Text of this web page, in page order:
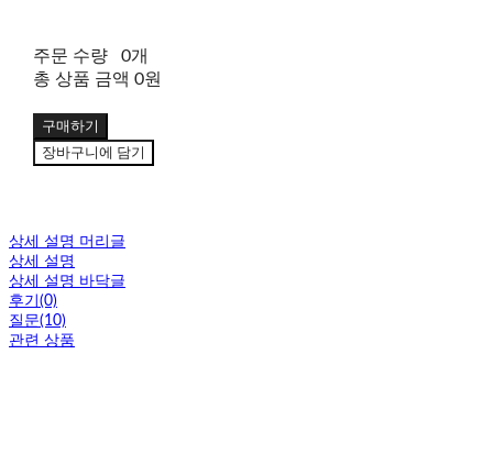
주문 수량
0개
총 상품 금액 0원
구매하기
장바구니에 담기
상세 설명 머리글
상세 설명
상세 설명 바닥글
후기(0)
질문(10)
관련 상품